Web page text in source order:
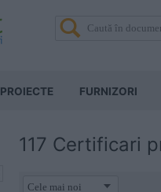
PROIECTE FURNIZORI
117 Certificari